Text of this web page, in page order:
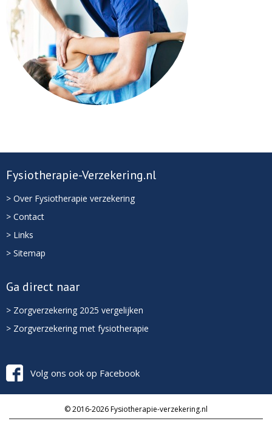
Fysiotherapie-Verzekering.nl
> Over Fysiotherapie verzekering
> Contact
> Links
> Sitemap
Ga direct naar
> Zorgverzekering 2025 vergelijken
> Zorgverzekering met fysiotherapie
Volg ons ook op Facebook
© 2016-2026 Fysiotherapie-verzekering.nl